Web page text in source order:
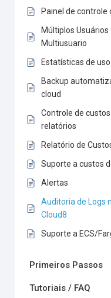
Painel de controle
Múltiplos Usuários
Multiusuario
Estatísticas de
Backup
cloud
Controle de
relatórios
Relatório de
Suporte a custos
Alertas
Auditoria de Logs
Cloud8
Suporte a ECS/
Primeiros Passos
Tutoriais / FAQ